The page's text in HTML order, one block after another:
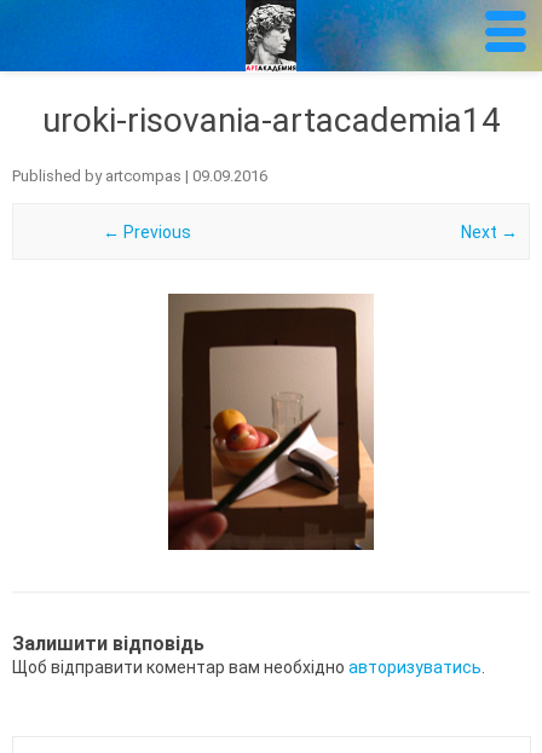
uroki-risovania-artacademia14
Published by artcompas | 09.09.2016
← Previous Next →
Залишити відповідь
Щоб відправити коментар вам необхідно авторизуватись